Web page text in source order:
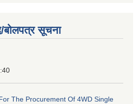
बोलपत्र सूचना
The Procurement Of 4WD Single